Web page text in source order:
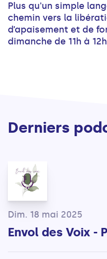
Plus qu'un simple
chemin vers la
d’apaisement et de
dimanche de 11h à
Derniers
Dim. 18 mai 2025
Envol des Voix -